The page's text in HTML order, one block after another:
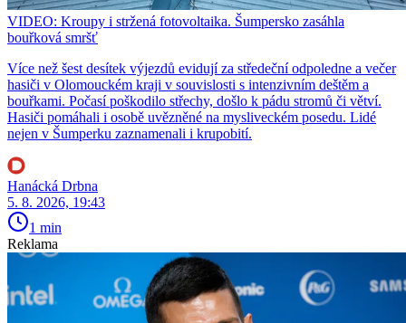
VIDEO: Kroupy i stržená fotovoltaika. Šumpersko zasáhla
bouřková smršť
Více než šest desítek výjezdů evidují za středeční odpoledne a večer
hasiči v Olomouckém kraji v souvislosti s intenzivním deštěm a
bouřkami. Počasí poškodilo střechy, došlo k pádu stromů či větví.
Hasiči pomáhali i osobě uvězněné na mysliveckém posedu. Lidé
nejen v Šumperku zaznamenali i krupobití.
Hanácká Drbna
5. 8. 2026, 19:43
1 min
Reklama